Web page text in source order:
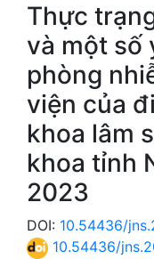
Thực
và một số
phòng
viện của
khoa lâm
khoa tỉnh
2023
DOI: 10.54436/
10.54436/